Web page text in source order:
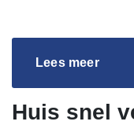
Lees meer
Huis snel